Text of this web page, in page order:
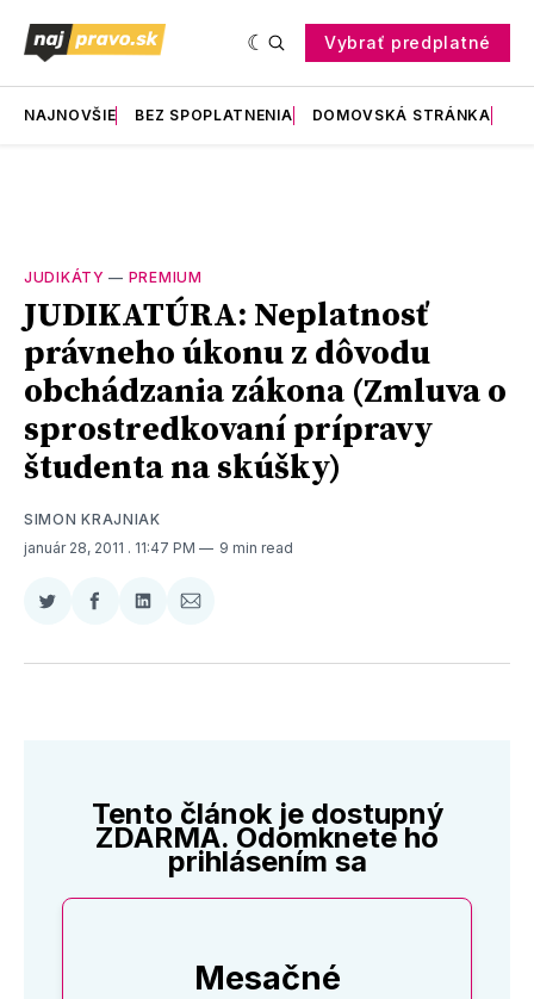
Vybrať predplatné
NAJNOVŠIE BEZ SPOPLATNENIA DOMOVSKÁ STRÁNKA
JUDIKÁTY — PREMIUM
JUDIKATÚRA: Neplatnosť
právneho úkonu z dôvodu
obchádzania zákona (Zmluva o
sprostredkovaní prípravy
študenta na skúšky)
SIMON KRAJNIAK
január 28, 2011 . 11:47 PM 9 min read
Zdieľať
Twitter
Zdieľať
Facebooku
Zdieľať
LinkedIne
Zdieľať
E-
Tento článok je dostupný
ZDARMA. Odomknete ho
prihlásením sa
Mesačné